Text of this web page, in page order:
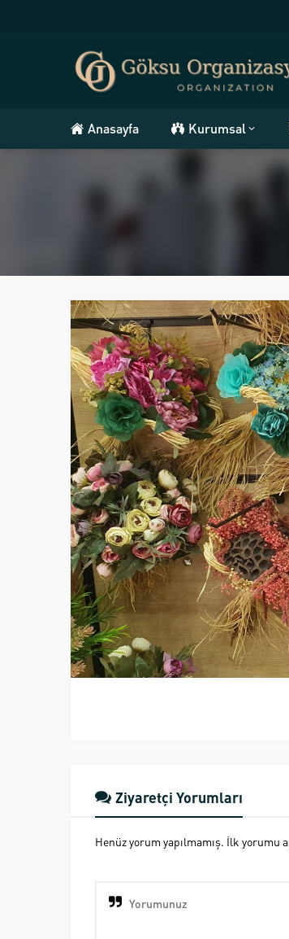
Anasayfa Kurumsal
Ziyaretçi Yorumları
Henüz yorum yapılmamış. İlk yorumu